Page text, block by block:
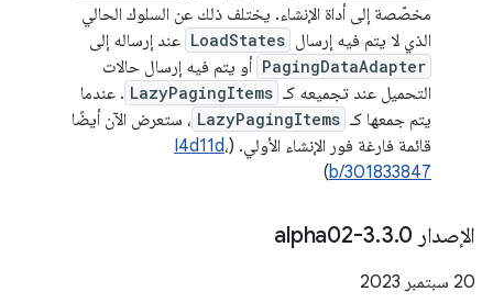
مخصّصة إلى أداة الإنشاء. يختلف ذلك عن السلوك الحالي
الذي لا يتم فيه إرسال LoadStates عند إرساله إلى
PagingDataAdapter أو يتم فيه إرسال حالات
التحميل عند تجميعه كـ LazyPagingItems . عندما
يتم جمعها كـ LazyPagingItems ، ستعرض الآن أيضًا
قائمة فارغة فور الإنشاء الأولي. ( I4d11d،
b/301833847
)
الإصدار 3 .3.0-alpha02
‫20 سبتمبر 2023